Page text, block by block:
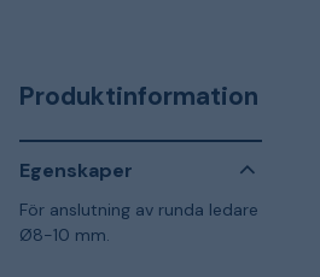
Produktinformation
Egenskaper
För anslutning av runda ledare
Ø8-10 mm.